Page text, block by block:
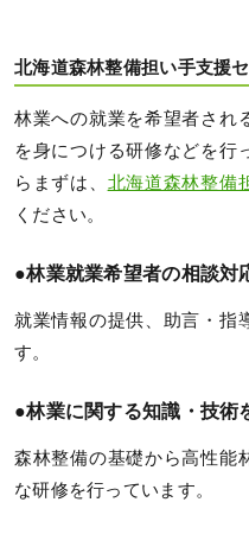
北海道森林整備担い手支援
林業への就業を希望者され
を身につける研修などを行
らまずは、 北海道森林整備
ください。
●林業就業希望者の相談対
就業情報の提供、助言・指
す。
●林業に関する知識・技術
森林整備の基礎から高性能
な研修を行っています。